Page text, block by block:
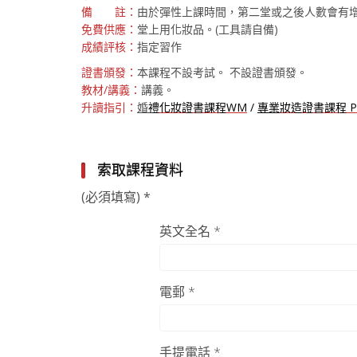
備 註： 由於彈性上課時間，第二堂或之後人數會有
免費供應： 堂上用化妝品。(工具請自備)
成績評核： 指定習作
證書頒發： 本課程不設考試。 不設證書頒發。
教材/講義： 講義。
升讀指引： 婚禮化妝證書課程WM / 專業妝造證書課程
索取課程資料
(必須填寫) *
英文全名 *
電郵 *
手提電話 *